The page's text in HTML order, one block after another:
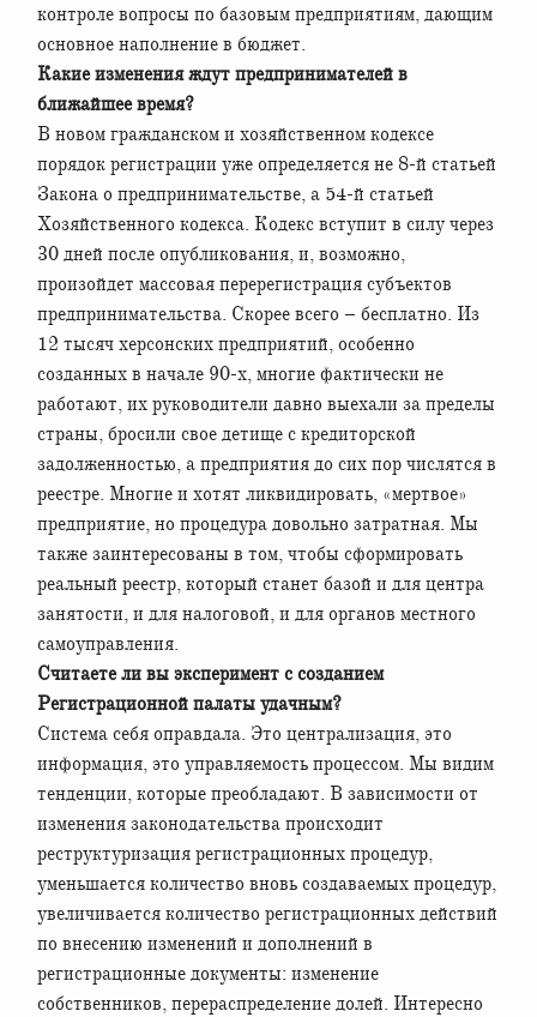
контроле вопросы по базовым предприятиям, дающим
основное наполнение в бюджет.
Какие изменения ждут предпринимателей в
ближайшее время?
В новом гражданском и хозяйственном кодексе
порядок регистрации уже определяется не 8-й статьей
Закона о предпринимательстве, а 54-й статьей
Хозяйственного кодекса. Кодекс вступит в силу через
30 дней после опубликования, и, возможно,
произойдет массовая перерегистрация субъектов
предпринимательства. Скорее всего – бесплатно. Из
12 тысяч херсонских предприятий, особенно
созданных в начале 90-х, многие фактически не
работают, их руководители давно выехали за пределы
страны, бросили свое детище с кредиторской
задолженностью, а предприятия до сих пор числятся в
реестре. Многие и хотят ликвидировать, «мертвое»
предприятие, но процедура довольно затратная. Мы
также заинтересованы в том, чтобы сформировать
реальный реестр, который станет базой и для центра
занятости, и для налоговой, и для органов местного
самоуправления.
Считаете ли вы эксперимент с созданием
Регистрационной палаты удачным?
Система себя оправдала. Это централизация, это
информация, это управляемость процессом. Мы видим
тенденции, которые преобладают. В зависимости от
изменения законодательства происходит
реструктуризация регистрационных процедур,
уменьшается количество вновь создаваемых процедур,
увеличивается количество регистрационных действий
по внесению изменений и дополнений в
регистрационные документы: изменение
собственников, перераспределение долей. Интересно